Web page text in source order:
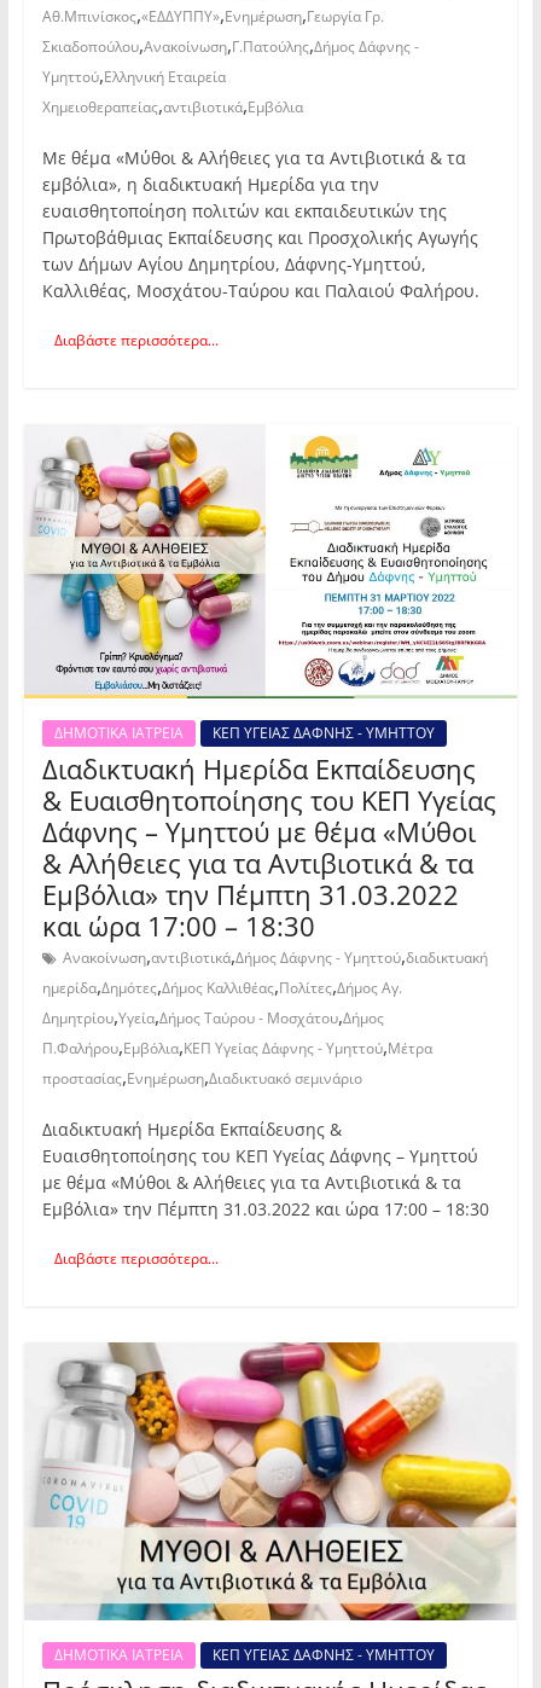
Αθ.Μπινίσκος,«ΕΔΔΥΠΠΥ»,Ενημέρωση,Γεωργία Γρ.
Σκιαδοπούλου,Ανακοίνωση,Γ.Πατούλης,Δήμος Δάφνης -
Υμηττού,Ελληνική Εταιρεία
Χημειοθεραπείας,αντιβιοτικά,Εμβόλια
Με θέμα «Μύθοι & Αλήθειες για τα Αντιβιοτικά & τα
εμβόλια», η διαδικτυακή Ημερίδα για την
ευαισθητοποίηση πολιτών και εκπαιδευτικών της
Πρωτοβάθμιας Εκπαίδευσης και Προσχολικής Αγωγής
των Δήμων Αγίου Δημητρίου, Δάφνης-Υμηττού,
Καλλιθέας, Μοσχάτου-Ταύρου και Παλαιού Φαλήρου.
Διαβάστε περισσότερα...
ΔΗΜΟΤΙΚΑ ΙΑΤΡΕΙΑ ΚΕΠ ΥΓΕΙΑΣ ΔΑΦΝΗΣ - ΥΜΗΤΤΟΥ
Διαδικτυακή Ημερίδα Εκπαίδευσης
& Ευαισθητοποίησης του ΚΕΠ Υγείας
Δάφνης – Υμηττού με θέμα «Μύθοι
& Αλήθειες για τα Αντιβιοτικά & τα
Εμβόλια» την Πέμπτη 31.03.2022
και ώρα 17:00 – 18:30
Ανακοίνωση,αντιβιοτικά,Δήμος Δάφνης - Υμηττού,διαδικτυακή
ημερίδα,Δημότες,Δήμος Καλλιθέας,Πολίτες,Δήμος Αγ.
Δημητρίου,Υγεία,Δήμος Ταύρου - Μοσχάτου,Δήμος
Π.Φαλήρου,Εμβόλια,ΚΕΠ Υγείας Δάφνης - Υμηττού,Μέτρα
προστασίας,Ενημέρωση,Διαδικτυακό σεμινάριο
Διαδικτυακή Ημερίδα Εκπαίδευσης &
Ευαισθητοποίησης του ΚΕΠ Υγείας Δάφνης – Υμηττού
με θέμα «Μύθοι & Αλήθειες για τα Αντιβιοτικά & τα
Εμβόλια» την Πέμπτη 31.03.2022 και ώρα 17:00 – 18:30
Διαβάστε περισσότερα...
ΔΗΜΟΤΙΚΑ ΙΑΤΡΕΙΑ ΚΕΠ ΥΓΕΙΑΣ ΔΑΦΝΗΣ - ΥΜΗΤΤΟΥ